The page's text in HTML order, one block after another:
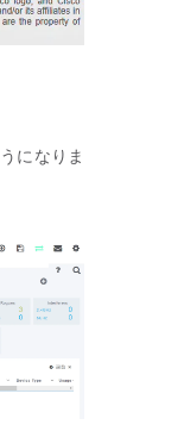
になりま